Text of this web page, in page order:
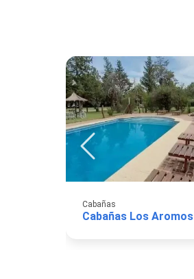
Cabañas
Cabañas Los Aromos